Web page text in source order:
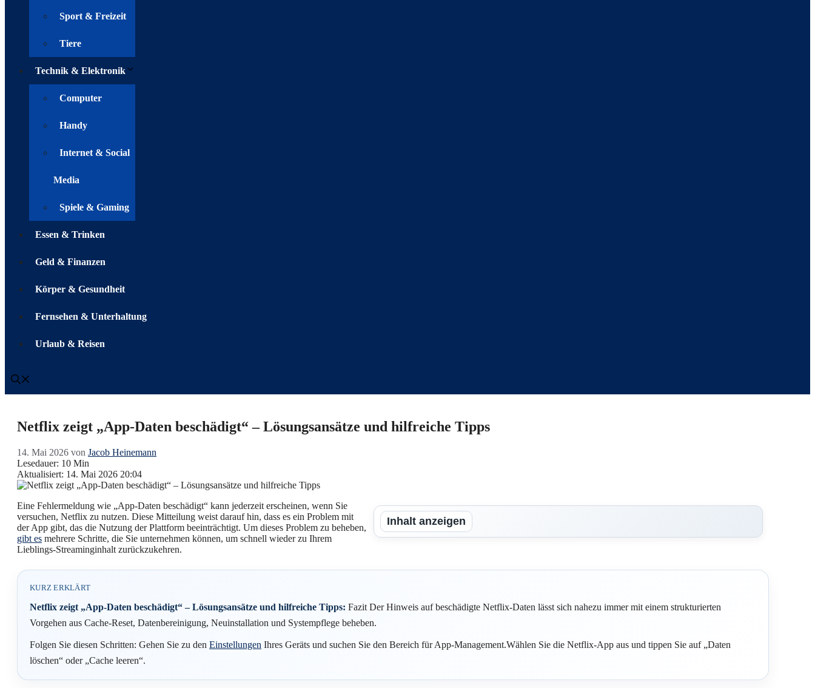
Sport & Freizeit
Tiere
Technik & Elektronik
Computer
Handy
Internet & Social
Media
Spiele & Gaming
Essen & Trinken
Geld & Finanzen
Körper & Gesundheit
Fernsehen & Unterhaltung
Urlaub & Reisen
Netflix zeigt „App-Daten beschädigt“ – Lösungsansätze und hilfreiche Tipps
14. Mai 2026 von Jacob Heinemann
Lesedauer: 10 Min
Aktualisiert: 14. Mai 2026 20:04
Inhalt anzeigen
Eine Fehlermeldung wie „App-Daten beschädigt“ kann jederzeit erscheinen, wenn Sie
versuchen, Netflix zu nutzen. Diese Mitteilung weist darauf hin, dass es ein Problem mit
der App gibt, das die Nutzung der Plattform beeinträchtigt. Um dieses Problem zu beheben,
gibt es mehrere Schritte, die Sie unternehmen können, um schnell wieder zu Ihrem
Lieblings-Streaminginhalt zurückzukehren.
KURZ ERKLÄRT
Netflix zeigt „App-Daten beschädigt“ – Lösungsansätze und hilfreiche Tipps: Fazit Der Hinweis auf beschädigte Netflix-Daten lässt sich nahezu immer mit einem strukturierten
Vorgehen aus Cache-Reset, Datenbereinigung, Neuinstallation und Systempflege beheben.
Folgen Sie diesen Schritten: Gehen Sie zu den Einstellungen Ihres Geräts und suchen Sie den Bereich für App-Management.Wählen Sie die Netflix-App aus und tippen Sie auf „Daten
löschen“ oder „Cache leeren“.